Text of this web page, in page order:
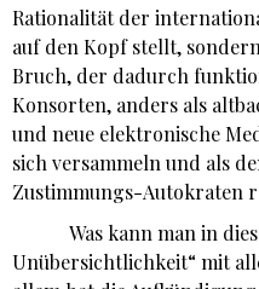
Rationalität der
auf den Kopf stellt,
Bruch, der dadurch
Konsorten, anders als
und neue elektronische
sich versammeln und als
Zustimmungs-Autokraten
Was kann man in
Unübersichtlichkeit“ mit